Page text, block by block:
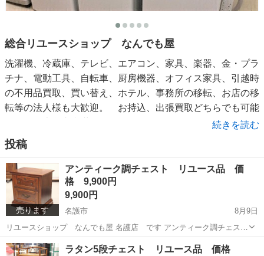
総合リユースショップ なんでも屋
洗濯機、冷蔵庫、テレビ、エアコン、家具、楽器、金・プラ
チナ、電動工具、自転車、厨房機器、オフィス家具、引越時
の不用品買取、買い替え、ホテル、事務所の移転、お店の移
転等の法人様も大歓迎。 お持込、出張買取どちらでも可能
です。 本島内糸満から国頭までどこでも行きます
掲載商品についての詳細確認、値段交渉はネットではお答え
出来ません。店頭にてお願い致します。
続きを読む
投稿
売ります
アンティーク調チェスト リユース品 価
格 9,900円
9,900円
名護市
8月9日
リユースショップ なんでも屋 名護店 です アンティーク調チェス
ト リユース品 コンディション 【4】 木製のチェストです ナイトテ
ーブルやサイドボードなどにも使えます サイズ W 610㎜ D ...
沖縄 名護市 収納家具 リユース
ラタン5段チェスト リユース品 価格